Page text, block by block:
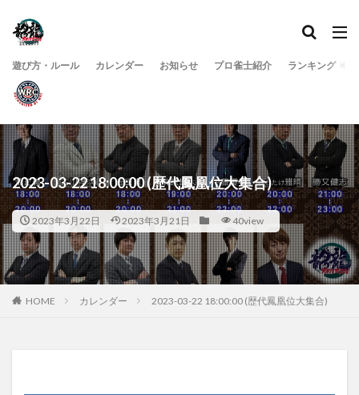
遊び方・ルール カレンダー お知らせ プロ雀士紹介 ランキング
2023-03-22 18:00:00 (歴代鳳凰位大集合)
2023年3月22日 2023年3月21日 40view
HOME カレンダー 2023-03-22 18:00:00 (歴代鳳凰位大集合)